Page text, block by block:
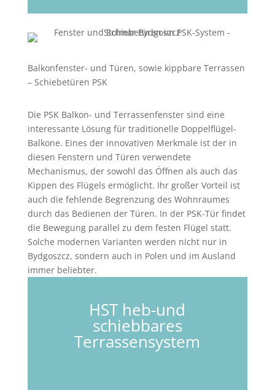
Balkonfenster- und Türen, sowie kippbare Terrassen
– Schiebetüren PSK
Die PSK Balkon- und Terrassenfenster sind eine
interessante Lösung für traditionelle Doppelflügel-
Balkone. Eines der innovativen Merkmale ist der in
diesen Fenstern und Türen verwendete
Mechanismus, der sowohl das Öffnen als auch das
Kippen des Flügels ermöglicht. Ihr großer Vorteil ist
auch die fehlende Begrenzung des Wohnraumes
durch das Bedienen der Türen. In der PSK-Tür findet
die Bewegung parallel zu dem festen Flügel statt.
Solche modernen Varianten werden nicht nur in
Bydgoszcz, sondern auch in Polen und im Ausland
immer beliebter.
HST heb-und
schiebbares
Terrassensystem